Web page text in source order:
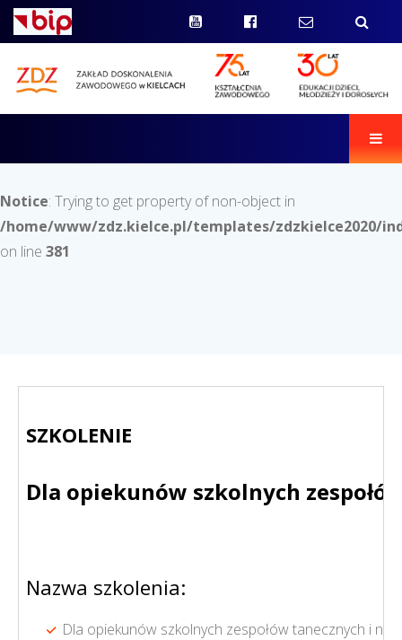
Notice: Trying to get property of non-object in
/home/www/zdz.kielce.pl/templates/zdzkielce2020/
on line 381
SZKOLENIE
Dla opiekunów szkolnych
Nazwa szkolenia:
Dla opiekunów szkolnych zespołów tanecznych i